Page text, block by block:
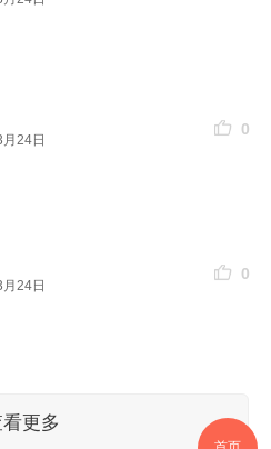
容请回复
24日
0
24日
0
更多